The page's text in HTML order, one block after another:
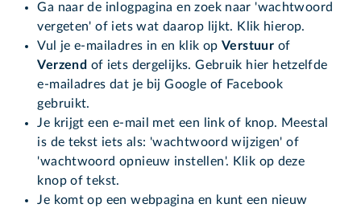
Ga naar de inlogpagina en zoek naar 'wachtwoord
vergeten' of iets wat daarop lijkt. Klik hierop.
Vul je e-mailadres in en klik opVerstuur of
Verzend of iets dergelijks. Gebruik hier hetzelfde
e-mailadres dat je bij Google of Facebook
gebruikt.
Je krijgt een e-mail met een link of knop. Meestal
is de tekst iets als: 'wachtwoord wijzigen' of
'wachtwoord opnieuw instellen'. Klik op deze
knop of tekst.
Je komt op een webpagina en kunt een nieuw